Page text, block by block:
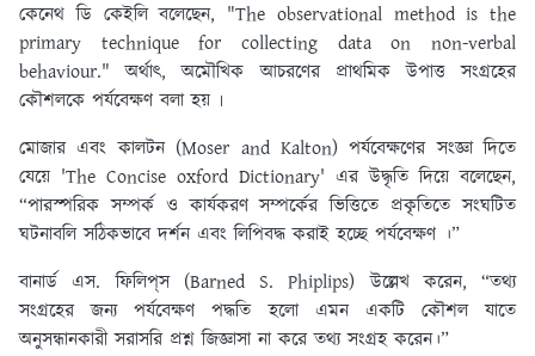
কেনেথ ডি কেইলি বলেছেন, "The observational method is the
primary technique for collecting data on non-verbal
behaviour." অর্থাৎ, অমৌখিক আচরণের প্রাথমিক উপাত্ত সংগ্রহের
কৌশলকে পর্যবেক্ষণ বলা হয় ৷
মোজার এবং কালটন (Moser and Kalton) পর্যবেক্ষণের সংজ্ঞা দিতে
যেয়ে 'The Concise oxford Dictionary' এর উদ্ধৃতি দিয়ে বলেছেন,
“পারস্পরিক সম্পর্ক ও কার্যকরণ সম্পর্কের ভিত্তিতে প্রকৃতিতে সংঘটিত
ঘটনাবলি সঠিকভাবে দর্শন এবং লিপিবদ্ধ করাই হচ্ছে পর্যবেক্ষণ ।”
বানার্ড এস. ফিলিপ্‌স (Barned S. Phiplips) উল্লেখ করেন, “তথ্য
সংগ্রহের জন্য পর্যবেক্ষণ পদ্ধতি হলো এমন একটি কৌশল যাতে
অনুসন্ধানকারী সরাসরি প্রশ্ন জিজ্ঞাসা না করে তথ্য সংগ্রহ করেন।”